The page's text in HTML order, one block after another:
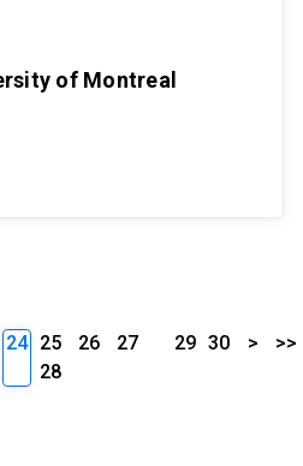
of Montreal
24 25 26
27
28
29 30 > >>